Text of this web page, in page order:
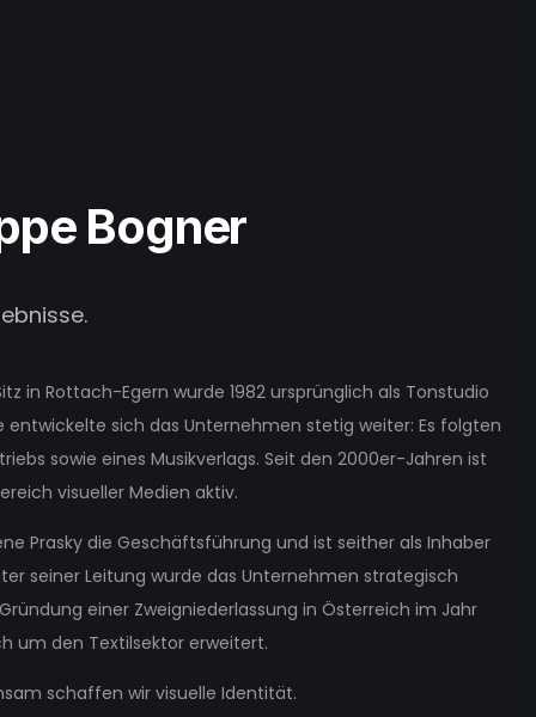
Bogner
in Rottach-Egern wurde 1982 ursprünglich als Tonstudio
entwickelte sich das Unternehmen stetig weiter: Es folgten
sowie eines Musikverlags. Seit den 2000er-Jahren ist
visueller Medien aktiv.
Prasky die Geschäftsführung und ist seither als Inhaber
seiner Leitung wurde das Unternehmen strategisch
einer Zweigniederlassung in Österreich im Jahr
um den Textilsektor erweitert.
schaffen wir visuelle Identität.